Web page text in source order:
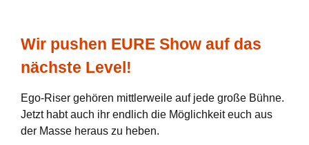
Wir pushen EURE Show auf das
nächste Level!
Ego-Riser gehören mittlerweile auf jede große Bühne.
Jetzt habt auch ihr endlich die Möglichkeit euch aus
der Masse heraus zu heben.